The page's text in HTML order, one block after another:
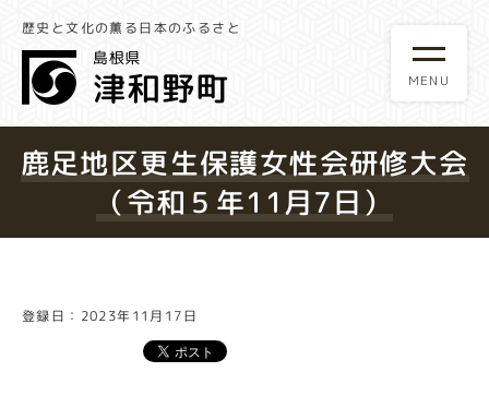
歴史と文化の薫る日本のふるさと
鹿足地区更生保護女性会研修大会
（令和５年11月7日）
登録日：2023年11月17日